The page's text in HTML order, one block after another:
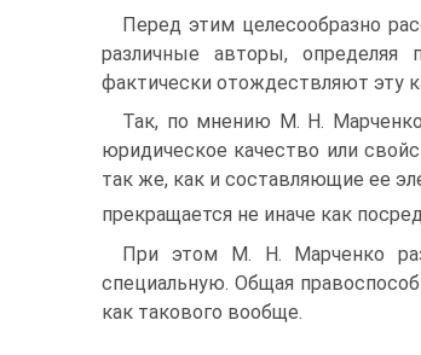
Перед этим целесообразно
различные авторы, определяя
фактически отождествляют эту
Так, по мнению М. Н.
юридическое качество или
так же, как и составляющие ее
прекращается не иначе как
При этом М. Н. Марченко
специальную. Общая
как такового вообще.